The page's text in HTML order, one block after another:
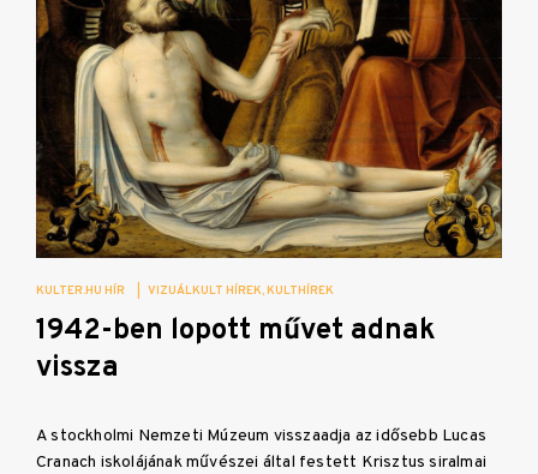
KULTER.HU HÍR VIZUÁLKULT HÍREK KULTHÍREK
1942-ben lopott művet adnak
vissza
A stockholmi Nemzeti Múzeum visszaadja az idősebb Lucas
Cranach iskolájának művészei által festett Krisztus siralmai